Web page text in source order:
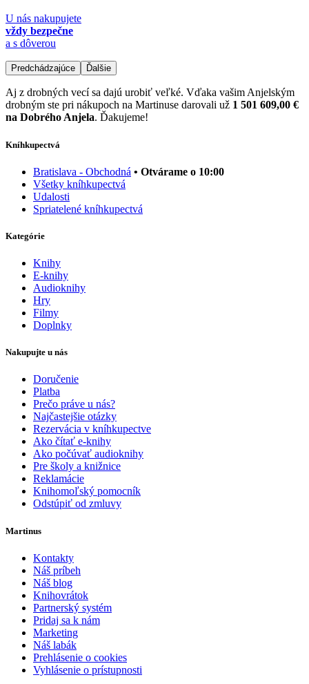
U nás nakupujete
vždy bezpečne
a s dôverou
Predchádzajúce Ďalšie
Aj z drobných vecí sa dajú urobiť veľké. Vďaka vašim Anjelským
drobným ste pri nákupoch na Martinuse darovali už 1 501 609,00 €
na Dobrého Anjela. Ďakujeme!
Kníhkupectvá
Bratislava - Obchodná • Otvárame o 10:00
Všetky kníhkupectvá
Udalosti
Spriatelené kníhkupectvá
Kategórie
Knihy
E-knihy
Audioknihy
Hry
Filmy
Doplnky
Nakupujte u nás
Doručenie
Platba
Prečo práve u nás?
Najčastejšie otázky
Rezervácia v kníhkupectve
Ako čítať e-knihy
Ako počúvať audioknihy
Pre školy a knižnice
Reklamácie
Knihomoľský pomocník
Odstúpiť od zmluvy
Martinus
Kontakty
Náš príbeh
Náš blog
Knihovrátok
Partnerský systém
Pridaj sa k nám
Marketing
Náš labák
Prehlásenie o cookies
Vyhlásenie o prístupnosti